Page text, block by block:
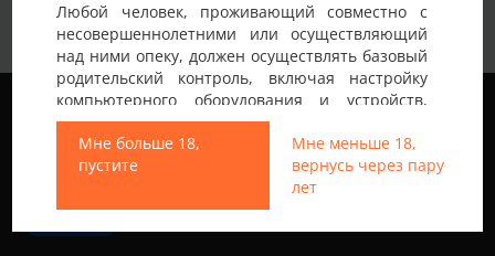
Любой человек, проживающий совместно с
несовершеннолетними или осуществляющий
над ними опеку, должен осуществлять базовый
родительский контроль, включая настройку
компьютерного оборудования и устройств,
установку программного обеспечения или
подключение услуг фильтрации от провайдера,
чтобы заблокировать доступ
несовершеннолетних к неподходящему
контенту.
Мне больше 18,
пустите
Мне меньше 18,
вернусь через пару
лет
Все права защищены © 2013-2026
Свинг знакомства не только в Украине
Мы используем файлы cookie, чтобы обеспечить
наилучшее качество работы на нашем сайте.
Подробнее узнать о том, какие файлы cookie мы
используем, или отключить их можно в разделе
Настройки.